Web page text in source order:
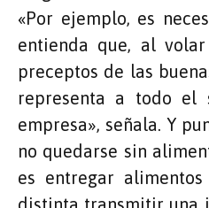
«Por ejemplo, es
entienda que, al
preceptos de las
representa a todo el
empresa», señala. Y
no quedarse sin
es entregar
distinta transmitir una